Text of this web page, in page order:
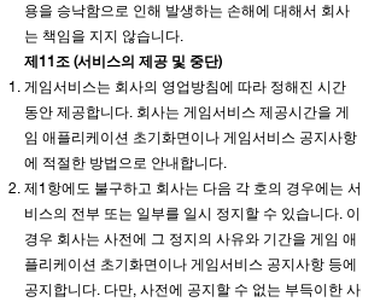
용을 승낙함으로 인해 발생하는 손해에 대해서 회사
는 책임을 지지 않습니다.
제11조 (서비스의 제공 및 중단)
게임서비스는 회사의 영업방침에 따라 정해진 시간
동안 제공합니다. 회사는 게임서비스 제공시간을 게
임 애플리케이션 초기화면이나 게임서비스 공지사항
에 적절한 방법으로 안내합니다.
제1항에도 불구하고 회사는 다음 각 호의 경우에는 서
비스의 전부 또는 일부를 일시 정지할 수 있습니다. 이
경우 회사는 사전에 그 정지의 사유와 기간을 게임 애
플리케이션 초기화면이나 게임서비스 공지사항 등에
공지합니다. 다만, 사전에 공지할 수 없는 부득이한 사